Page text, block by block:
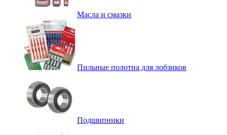
Масла и смазки
Пильные полотна для лобзиков
Подшипники